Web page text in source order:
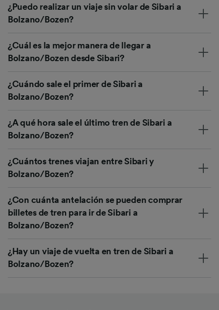
¿Puedo realizar un viaje sin volar de Sibari a
Bolzano/Bozen?
¿Cuál es la mejor manera de llegar a
Bolzano/Bozen desde Sibari?
¿Cuándo sale el primer de Sibari a
Bolzano/Bozen?
¿A qué hora sale el último tren de Sibari a
Bolzano/Bozen?
¿Cuántos trenes viajan entre Sibari y
Bolzano/Bozen?
¿Con cuánta antelación se pueden comprar
billetes de tren para ir de Sibari a
Bolzano/Bozen?
¿Hay un viaje de vuelta en tren de Sibari a
Bolzano/Bozen?